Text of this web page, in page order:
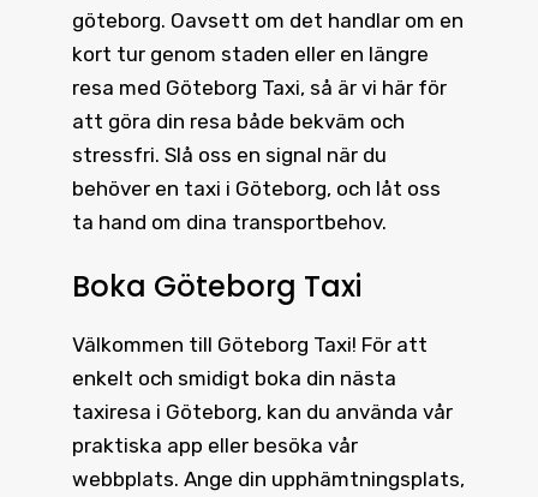
göteborg. Oavsett om det handlar om en
kort tur genom staden eller en längre
resa med Göteborg Taxi, så är vi här för
att göra din resa både bekväm och
stressfri. Slå oss en signal när du
behöver en taxi i Göteborg, och låt oss
ta hand om dina transportbehov.
Boka Göteborg Taxi
Välkommen till Göteborg Taxi! För att
enkelt och smidigt boka din nästa
taxiresa i Göteborg, kan du använda vår
praktiska app eller besöka vår
webbplats. Ange din upphämtningsplats,